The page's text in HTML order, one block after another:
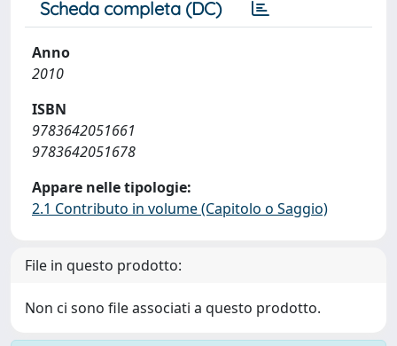
Scheda completa (DC)
Anno
2010
ISBN
9783642051661
9783642051678
Appare nelle tipologie:
2.1 Contributo in volume (Capitolo o Saggio)
File in questo prodotto:
Non ci sono file associati a questo prodotto.